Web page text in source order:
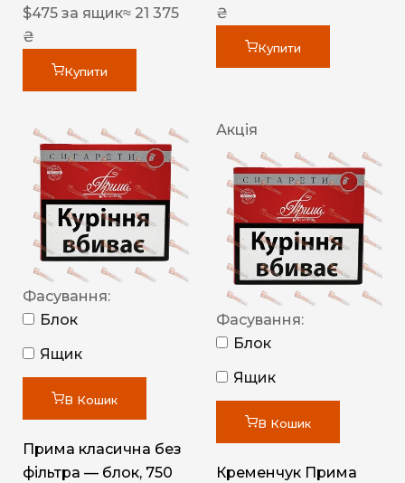
$475 за ящик≈ 21 375
₴
Купити
₴
Купити
Фасування:
Блок
Ящик
В Кошик
Прима класична без
фільтра — блок, 750
Акція
Фасування:
Блок
Ящик
В Кошик
Кременчук Прима